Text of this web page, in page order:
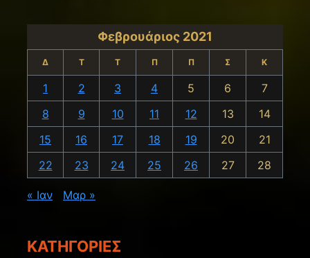
Φεβρουάριος 2021
Δ Τ Τ Π Π Σ Κ
1 2 3 4 5 6
7
8
9 10 11 12 13
14
15
16 17 18 19 20
21
22
23 24 25 26 27 28
« Ιαν Μαρ »
KΑΤΗΓΟΡΊΕΣ